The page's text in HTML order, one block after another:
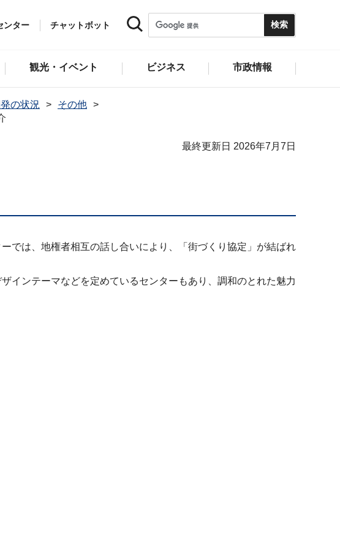
ンター チャットボット
観光・イベント ビジネス 市政情報
の状況
その他
最終更新日 2026年7月7日
では、地権者相互の話し合いにより、「街づくり協定」が結ばれ
インテーマなどを定めているセンターもあり、調和のとれた魅力